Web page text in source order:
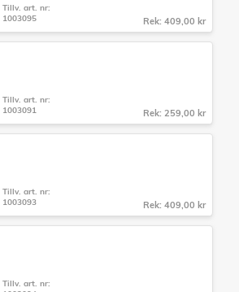
Tillv. art. nr:
1003095
Rek: 409,00 kr
Tillv. art. nr:
1003091
Rek: 259,00 kr
Tillv. art. nr:
1003093
Rek: 409,00 kr
Tillv. art. nr: